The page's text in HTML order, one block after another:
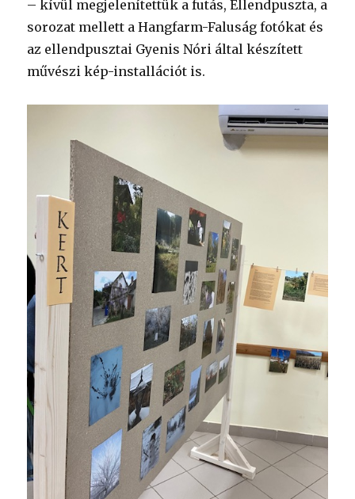
– kívül megjelenítettük a futás, Ellendpuszta, a
sorozat mellett a Hangfarm-Faluság fotókat és
az ellendpusztai Gyenis Nóri által készített
művészi kép-installációt is.